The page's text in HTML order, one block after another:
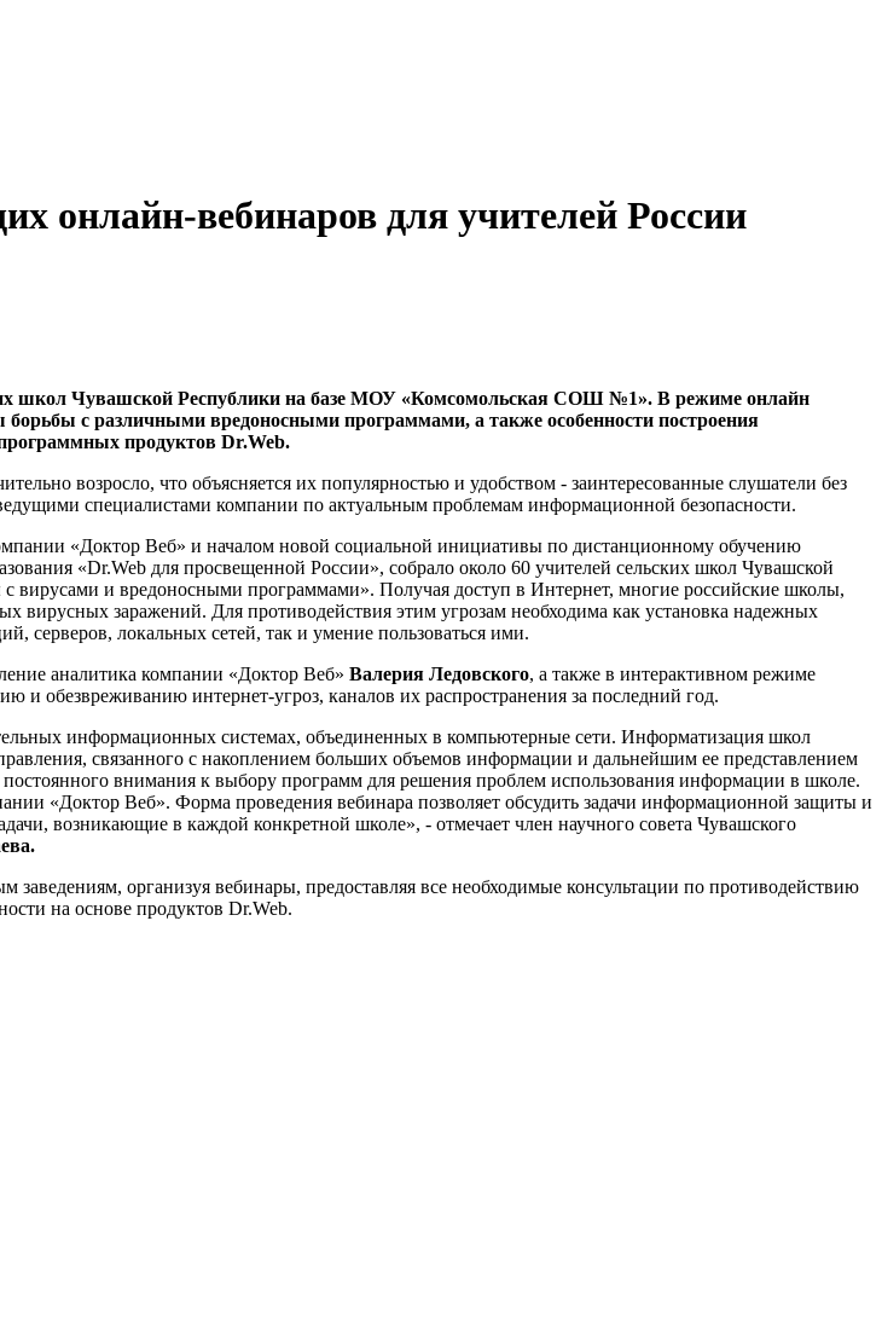
онлайн-вебинаров для учителей России
школ Чувашской Республики на базе МОУ «Комсомольская СОШ №1». В режиме онлайн
с различными вредоносными программами, а также особенности построения
продуктов Dr.Web.
возросло, что объясняется их популярностью и удобством - заинтересованные слушатели без
специалистами компании по актуальным проблемам информационной безопасности.
«Доктор Веб» и началом новой социальной инициативы по дистанционному обучению
«Dr.Web для просвещенной России», собрало около 60 учителей сельских школ Чувашской
и вредоносными программами». Получая доступ в Интернет, многие российские школы,
вирусных заражений. Для противодействия этим угрозам необходима как установка надежных
серверов, локальных сетей, так и умение пользоваться ими.
аналитика компании «Доктор Веб» Валерия Ледовского, а также в интерактивном режиме
и обезвреживанию интернет-угроз, каналов их распространения за последний год.
информационных системах, объединенных в компьютерные сети. Информатизация школ
связанного с накоплением больших объемов информации и дальнейшим ее представлением
внимания к выбору программ для решения проблем использования информации в школе.
«Доктор Веб». Форма проведения вебинара позволяет обсудить задачи информационной защиты и
возникающие в каждой конкретной школе», - отмечает член научного совета Чувашского
организуя вебинары, предоставляя все необходимые консультации по противодействию
на основе продуктов Dr.Web.